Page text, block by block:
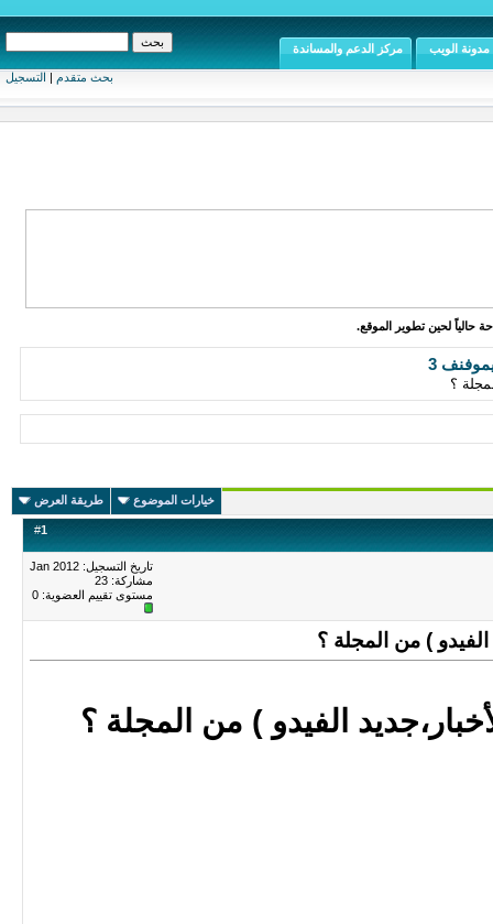
بحث متقدم | التسجيل
مدونة الويب مركز الدعم والمساندة
حالياً لحين تطوير الموقع.
3
؟
خيارات الموضوع طريقة العرض
#1
تاريخ التسجيل: Jan 2012
مشاركة: 23
مستوى تقييم العضوية: 0
) من المجلة ؟
الفيدو ) من المجلة ؟